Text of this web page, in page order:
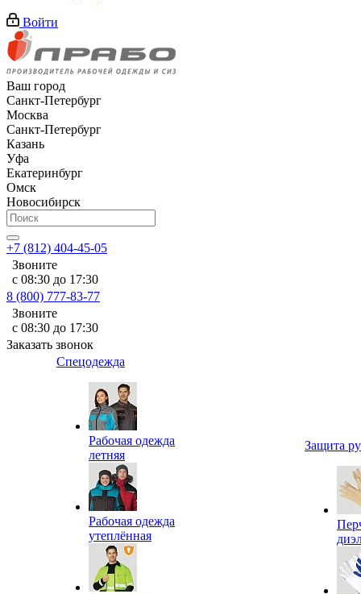
Войти
Ваш город
Санкт-Петербург
Москва
Санкт-Петербург
Казань
Уфа
Екатеринбург
Омск
Новосибирск
+7 (812) 404-45-05
Звоните
с 08:30 до 17:30
8 (800) 777-83-77
Звоните
с 08:30 до 17:30
Заказать звонок
Спецодежда
Рабочая одежда
летняя
Рабочая одежда
утеплённая
Защита